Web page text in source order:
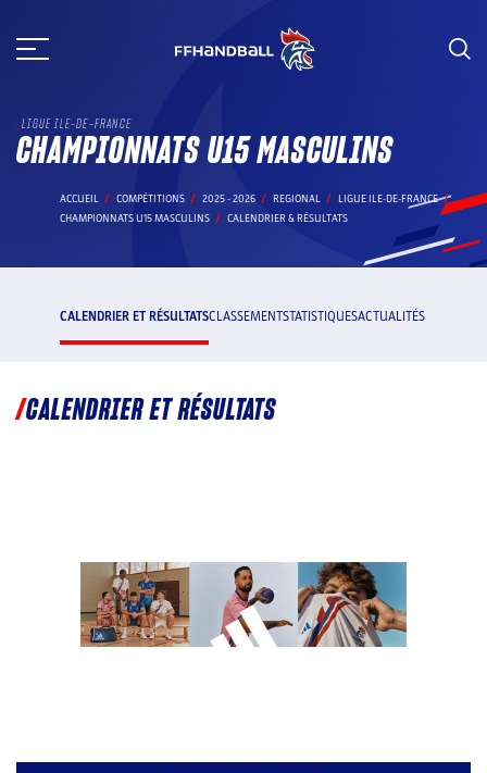
au
LIGUE ILE-DE-FRANCE
CHAMPIONNATS U15 MASCULINS
ACCUEIL COMPÉTITIONS 2025 - 2026 REGIONAL
LIGUE ILE-DE-FRANCE
CHAMPIONNATS U15 MASCULINS
CALENDRIER & RÉSULTATS
CALENDRIER ET RÉSULTATSCLASSEMENTSTATISTIQUESACTUALITÉS
CALENDRIER ET RÉSULTATS